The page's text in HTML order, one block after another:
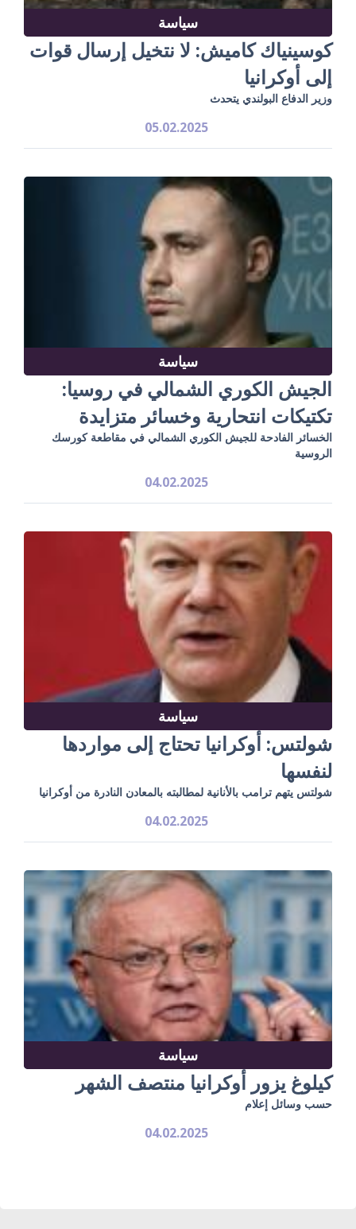
سياسة
كوسينياك كاميش: لا نتخيل إرسال قوات
إلى أوكرانيا
وزير الدفاع البولندي يتحدث
05.02.2025
سياسة
الجيش الكوري الشمالي في روسيا:
تكتيكات انتحارية وخسائر متزايدة
الخسائر الفادحة للجيش الكوري الشمالي في مقاطعة كورسك
الروسية
04.02.2025
سياسة
شولتس: أوكرانيا تحتاج إلى مواردها
لنفسها
شولتس يتهم ترامب بالأنانية لمطالبته بالمعادن النادرة من أوكرانيا
04.02.2025
سياسة
كيلوغ يزور أوكرانيا منتصف الشهر
حسب وسائل إعلام
04.02.2025